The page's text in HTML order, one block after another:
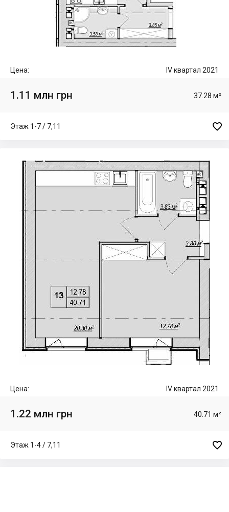
Цена: IV квартал 2021
1.11 млн грн 37.28 м²
Этаж 1-7 / 7,11 
Цена: IV квартал 2021
1.22 млн грн 40.71 м²
Этаж 1-4 / 7,11 